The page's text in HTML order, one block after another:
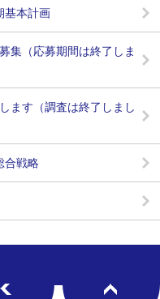
基本計画
集（応募期間は終了しま
ます（調査は終了しまし
合戦略